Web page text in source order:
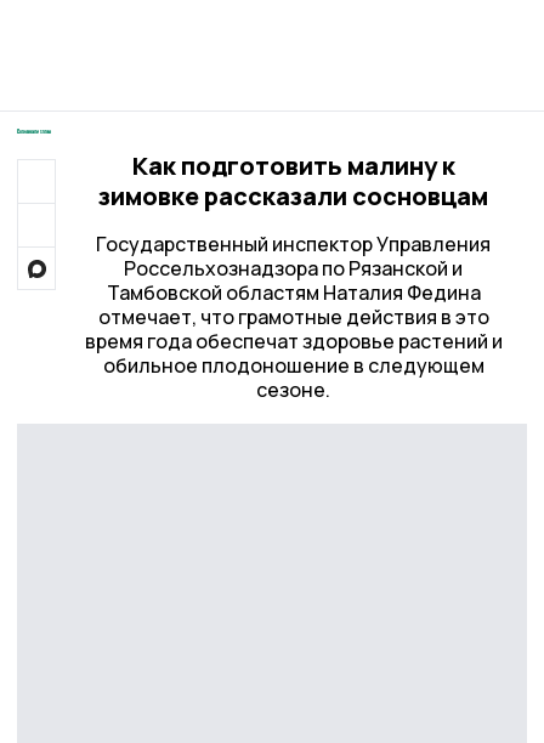
Как подготовить малину к
зимовке рассказали сосновцам
Государственный инспектор Управления
Россельхознадзора по Рязанской и
Тамбовской областям Наталия Федина
отмечает, что грамотные действия в это
время года обеспечат здоровье растений и
обильное плодоношение в следующем
сезоне.